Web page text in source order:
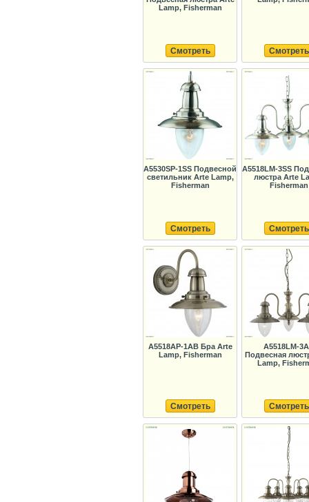
Lamp, Fisherman
Смотреть Смотреть
A5530SP-1SS Подвесной
светильник Arte Lamp,
Fisherman
Смотреть
A5518LM-3SS
люстра Arte
Fisherman
Смотреть
A5518AP-1AB Бра Arte
Lamp, Fisherman
Смотреть
A5518LM-
Подвесная
Lamp,
Смотреть